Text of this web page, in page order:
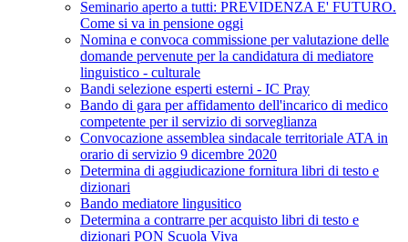
Seminario aperto a tutti: PREVIDENZA E' FUTURO.
Come si va in pensione oggi
Nomina e convoca commissione per valutazione delle
domande pervenute per la candidatura di mediatore
linguistico - culturale
Bandi selezione esperti esterni - IC Pray
Bando di gara per affidamento dell'incarico di medico
competente per il servizio di sorveglianza
Convocazione assemblea sindacale territoriale ATA in
orario di servizio 9 dicembre 2020
Determina di aggiudicazione fornitura libri di testo e
dizionari
Bando mediatore lingusitico
Determina a contrarre per acquisto libri di testo e
dizionari PON Scuola Viva